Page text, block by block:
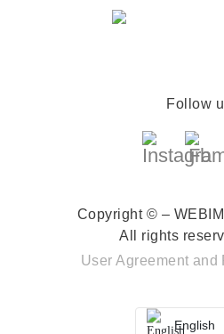
Follow
Copyright © –
All rights
User Agreement and
English